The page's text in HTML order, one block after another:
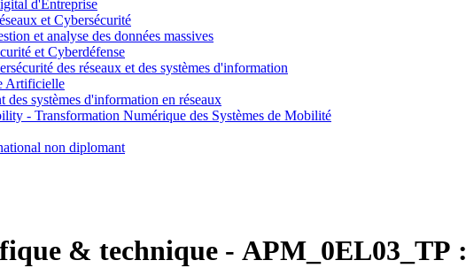
d'Entreprise
et Cybersécurité
et analyse des données massives
et Cyberdéfense
des réseaux et des systèmes d'information
Artificielle
des systèmes d'information en réseaux
- Transformation Numérique des Systèmes de Mobilité
non diplomant
& technique - APM_0EL03_TP :